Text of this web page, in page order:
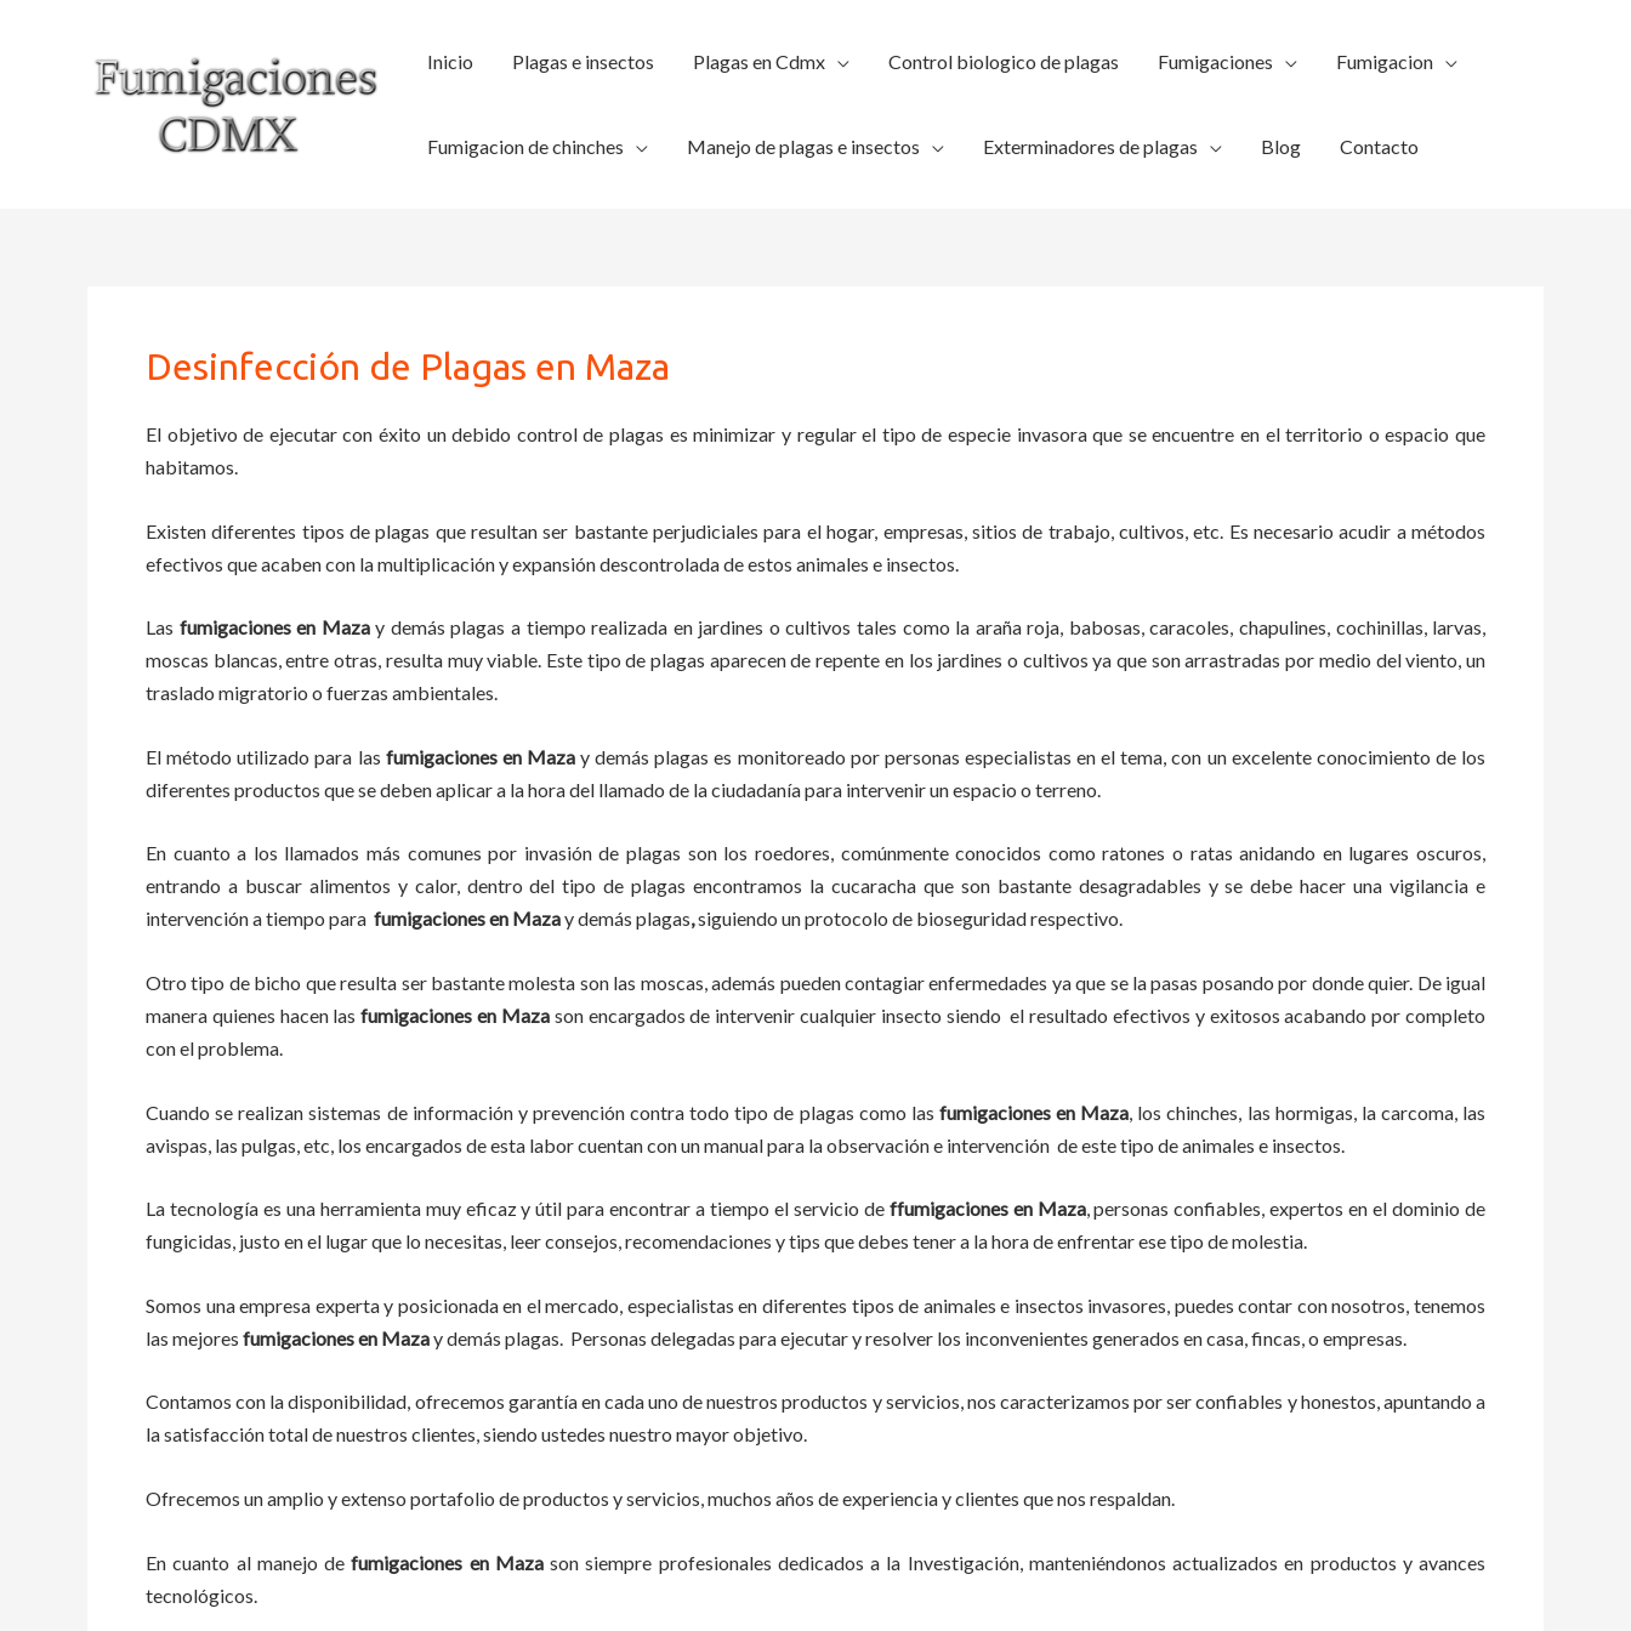
Inicio Plagas e insectos Plagas en Cdmx Control biologico de plagas Fumigaciones Fumigacion
Fumigacion de chinches Manejo de plagas e insectos Exterminadores de plagas Blog Contacto
Desinfección de Plagas en Maza
El objetivo de ejecutar con éxito un debido control de plagas es minimizar y regular el tipo de especie invasora que se encuentre en el territorio o espacio que
habitamos.
Existen diferentes tipos de plagas que resultan ser bastante perjudiciales para el hogar, empresas, sitios de trabajo, cultivos, etc. Es necesario acudir a métodos
efectivos que acaben con la multiplicación y expansión descontrolada de estos animales e insectos.
Las fumigacionesen Mazay demás plagas a tiempo realizada enjardines o cultivos tales como la araña roja, babosas, caracoles, chapulines, cochinillas, larvas,
moscas blancas, entre otras, resulta muy viable. Este tipo de plagas aparecen de repente en los jardines o cultivos ya que son arrastradas por medio del viento, un
traslado migratorio o fuerzas ambientales.
El método utilizado para las fumigaciones en Mazay demás plagas es monitoreado por personas especialistas en el tema, con un excelente conocimiento de los
diferentes productos que se deben aplicar a la hora del llamado de la ciudadanía para intervenir un espacio o terreno.
En cuanto a los llamados más comunes por invasión de plagas son los roedores, comúnmente conocidos como ratones o ratas anidando en lugares oscuros,
entrando a buscar alimentos y calor, dentro del tipo de plagas encontramos la cucaracha que son bastante desagradables y se debe hacer una vigilancia e
intervención a tiempo para fumigacionesen Mazay demás plagas,siguiendo un protocolo de bioseguridad respectivo.
Otro tipo de bicho que resulta ser bastante molesta son las moscas, además pueden contagiar enfermedades ya que se la pasas posando por donde quier. De igual
manera quienes hacen las fumigaciones en Mazason encargados de intervenir cualquier insecto siendo el resultado efectivos y exitosos acabando por completo
con el problema.
Cuando se realizan sistemas de información y prevención contra todo tipo de plagas como las fumigacionesen Maza , los chinches, las hormigas, la carcoma, las
avispas, las pulgas, etc, los encargados de esta laborcuentan con un manual para la observación e intervención de este tipo de animales e insectos.
La tecnología es una herramienta muy eficaz y útil para encontrar a tiempo el servicio de ffumigaciones en Maza, personas confiables, expertos en el dominio de
fungicidas, justo en el lugar que lo necesitas, leer consejos, recomendaciones y tips que debes tener a la hora de enfrentar ese tipo de molestia.
Somos una empresa experta y posicionada en el mercado, especialistas en diferentes tipos de animales e insectos invasores, puedes contar con nosotros, tenemos
las mejores fumigacionesen Mazay demás plagas. Personas delegadas para ejecutar y resolver los inconvenientes generados en casa, fincas, o empresas.
Contamos con la disponibilidad, ofrecemos garantía en cada uno de nuestros productos y servicios, nos caracterizamos por ser confiables y honestos, apuntando a
la satisfacción total de nuestros clientes, siendo ustedes nuestro mayor objetivo.
Ofrecemos un amplio y extenso portafolio de productos y servicios, muchos años de experiencia y clientes que nos respaldan.
En cuanto al manejo de fumigaciones en Maza son siempre profesionales dedicados a la Investigación, manteniéndonos actualizados en productos y avances
tecnológicos.